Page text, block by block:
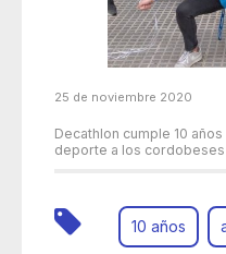
25 de noviembre 2020
Decathlon cumple 10
deporte a los cordobeses
10 años